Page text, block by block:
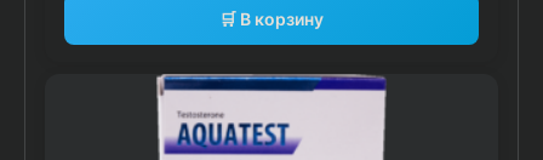
🛒 В корзину